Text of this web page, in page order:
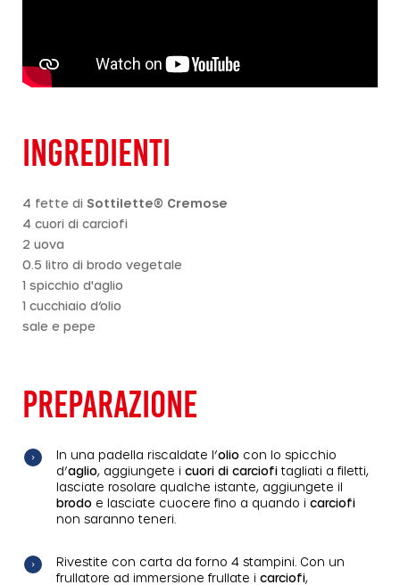
INGREDIENTI
4 fette di Sottilette® Cremose
4 cuori di carciofi
2 uova
0.5 litro di brodo vegetale
1 spicchio d'aglio
1 cucchiaio d’olio
sale e pepe
PREPARAZIONE
In una padella riscaldate l’olio con lo spicchio
d’aglio, aggiungete i cuori di carciofi tagliati a filetti,
lasciate rosolare qualche istante, aggiungete il
brodo e lasciate cuocere fino a quando i carciofi
non saranno teneri.
Rivestite con carta da forno 4 stampini. Con un
frullatore ad immersione frullate i carciofi,